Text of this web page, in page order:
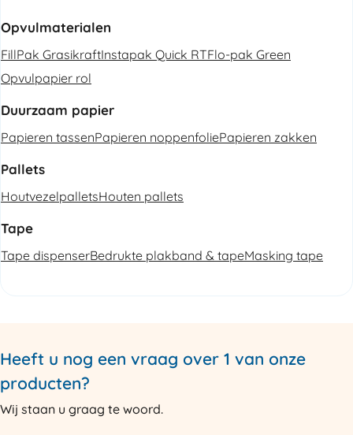
Opvulmaterialen
FillPak GrasikraftInstapak Quick RTFlo-pak Green
Opvulpapier rol
Duurzaam papier
Papieren tassenPapieren noppenfoliePapieren zakken
Pallets
HoutvezelpalletsHouten pallets
Tape
Tape dispenserBedrukte plakband & tapeMasking tape
Heeft u nog een vraag over 1 van onze
producten?
Wij staan u graag te woord.